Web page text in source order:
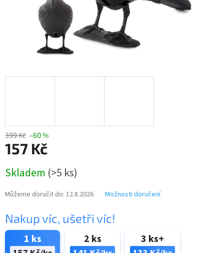
399 Kč –60 %
157 Kč
cena:
Skladem (>5 ks)
Můžeme doručit do: 12.8.2026 Možnosti doručení
Nakup víc, ušetři víc!
1 ks 2 ks 3 ks+